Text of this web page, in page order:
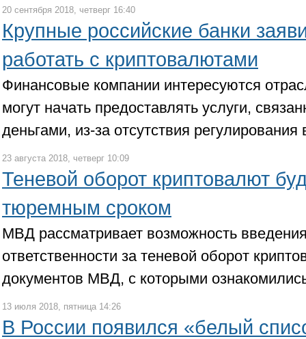
20 сентября 2018, четверг 16:40
Крупные российские банки
работать с криптовалютами
Финансовые компании интересуются
могут начать предоставлять услуги,
деньгами, из-за отсутствия регулирования
23 августа 2018, четверг 10:09
Теневой оборот криптовалют
тюремным сроком
МВД рассматривает возможность
ответственности за теневой оборот
документов МВД, с которыми
13 июля 2018, пятница 14:26
В России появился «белый